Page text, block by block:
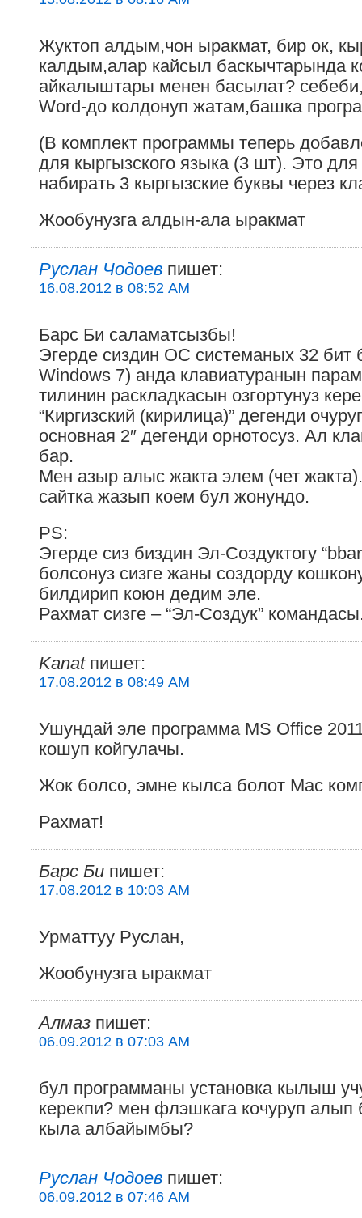
Жуктоп алдым,чон ыракмат, бир ок,
калдым,алар кайсыл баскычтарында
айкалыштары менен басылат?
Word-до колдонуп жатам,башка
(В комплект программы теперь
для кыргызского языка (3 шт). Это для
набирать 3 кыргызские буквы через
Жообунузга алдын-ала ыракмат
Руслан Чодоев пишет:
16.08.2012 в 08:52 AM
Барс Би саламатсызбы!
Эгерде сиздин ОС системаных 32 бит
Windows 7) анда клавиатуранын
тилинин раскладкасын озгортунуз
“Киргизский (кирилица)” дегенди
основная 2″ дегенди орнотосуз. Ал
бар.
Мен азыр алыс жакта элем (чет
сайтка жазып коем бул жонундо.
PS:
Эгерде сиз биздин Эл-Создуктогу
болсонуз сизге жаны создорду
билдирип коюн дедим эле.
Рахмат сизге – “Эл-Создук”
Kanatпишет:
17.08.2012 в 08:49 AM
Ушундай эле программа MS Office
кошуп койгулачы.
Жок болсо, эмне кылса болот Мас
Рахмат!
Барс Би пишет:
17.08.2012 в 10:03 AM
Урматтуу Руслан,
Жообунузга ыракмат
Алмаз пишет:
06.09.2012 в 07:03 AM
бул программаны установка кылыш
керекпи? мен флэшкага кочуруп алып
кыла албайымбы?
Руслан Чодоев пишет:
06.09.2012 в 07:46 AM